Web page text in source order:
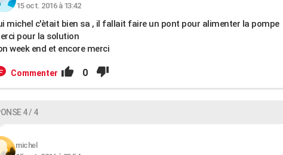
15 oct. 2016 à 13:42
michel c'ètait bien sa , il fallait faire un pont pour alimenter la pompe
pour la solution
week end et encore merci
Commenter 0
4 / 4
michel